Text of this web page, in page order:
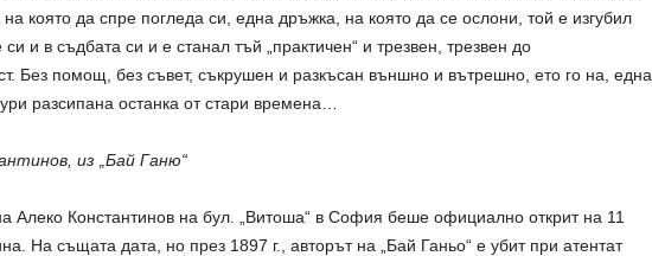
на която да спре погледа си, една дръжка, на която да се ослони, той е изгубил
си и в съдбата си и е станал тъй „практичен“ и трезвен, трезвен до
Без помощ, без съвет, съкрушен и разкъсан външно и вътрешно, ето го на, една
разсипана останка от стари времена…
из „Бай Ганю“
Алеко Константинов на бул. „Витоша“ в София беше официално открит на 11
На същата дата, но през 1897 г., авторът на „Бай Ганьо“ е убит при атентат